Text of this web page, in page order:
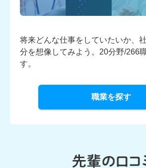
将来どんな仕事をしていたいか、
分を想像してみよう。 20分野/266
す。
職業を探す